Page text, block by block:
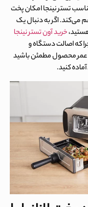
تستر نینجا امکان پخت
می‌کند. اگر به دنبال یک
خرید آون تستر نینجا
که اصالت دستگاه و
عمر محصول مطمئن باشید
کنید.